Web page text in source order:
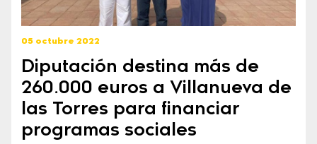
05 octubre 2022
Diputación destina más de
260.000 euros a Villanueva de
las Torres para financiar
programas sociales